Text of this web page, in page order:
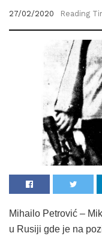
27/02/2020 Reading
Mihailo Petrović –
u Rusiji gde je na